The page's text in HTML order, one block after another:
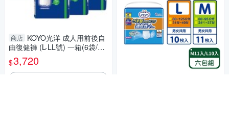
商店 KOYO光洋 成人用前後自
由復健褲 (L-LL號) 一箱(6袋/
箱，共96片)
$3,720